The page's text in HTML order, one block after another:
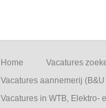
Home Vacatures
Vacatures aannemerij (B&U
Vacatures in WTB, Elektro-